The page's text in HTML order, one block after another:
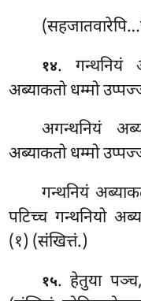
१४. गन्थनियं
अब्याकतो धम्मो
अगन्थनियं
अब्याकतो धम्मो
गन्थनियं
पटिच्च गन्थनियो
(१) (संखित्तं.)
१५. हेतुया